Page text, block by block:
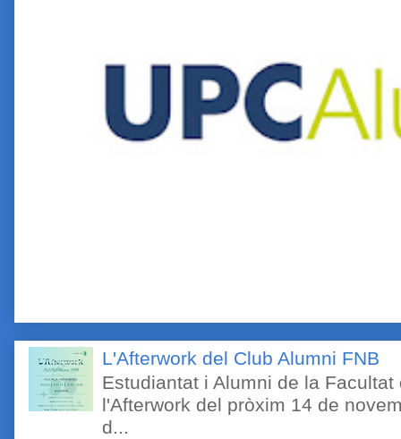
L'Afterwork del Club Alumni FNB
Estudiantat i Alumni de la
l'Afterwork del pròxim 14 de
d...